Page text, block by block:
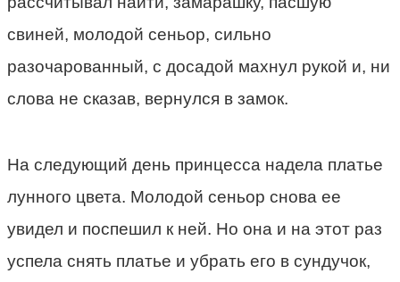
свиней, молодой сеньор, сильно
разочарованный, с досадой махнул рукой и, ни
слова не сказав, вернулся в замок.
На следующий день принцесса надела платье
лунного цвета. Молодой сеньор снова ее
увидел и поспешил к ней. Но она и на этот раз
успела снять платье и убрать его в сундучок,